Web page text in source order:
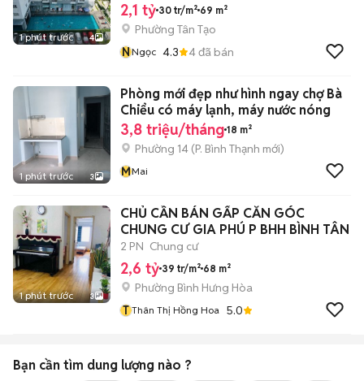
1 phút trước 4
2,1 tỷ 30 tr/m² 69 m²
Phường Tân Tạo
NNgọc 4.3 4đã bán
1 phút trước 3
Phòng mới đẹp như hình ngay chợ Bà
Chiểu có máy lạnh, máy nước nóng
3,8 triệu/tháng 18 m²
Phường 14 (P. Bình Thạnh mới)
MMai
1 phút trước 3
CHỦ CẦN BÁN GẤP CĂN GÓC
CHUNG CƯ GIA PHÚ P BHH BÌNH TÂN
2 PN Chung cư
2,6 tỷ 39 tr/m² 68 m²
Phường Bình Hưng Hòa
T Thân Thị Hồng Hoa 5.0
Bạn cần tìm dung lượng nào ?